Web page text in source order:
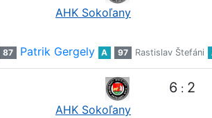
AHK Sokoľany
87 Patrik Gergely A 97 Rastislav Štefáni
AHK Sokoľany
6 : 2